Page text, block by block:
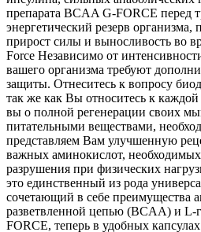
препарата BCAA G-FORCE перед
энергетический резерв организма,
прирост силы и выносливость во
Force Независимо от
вашего организма требуют
защиты. Отнеситесь к вопросу
так же как Вы относитесь к каждой
вы о полной регенерации своих
питательными веществами,
представляем Вам улучшенную
важных аминокислот,
разрушения при физических
это единственный из рода
сочетающий в себе преимущества
разветвленной цепью (BCAA) и
FORCE, теперь в удобных